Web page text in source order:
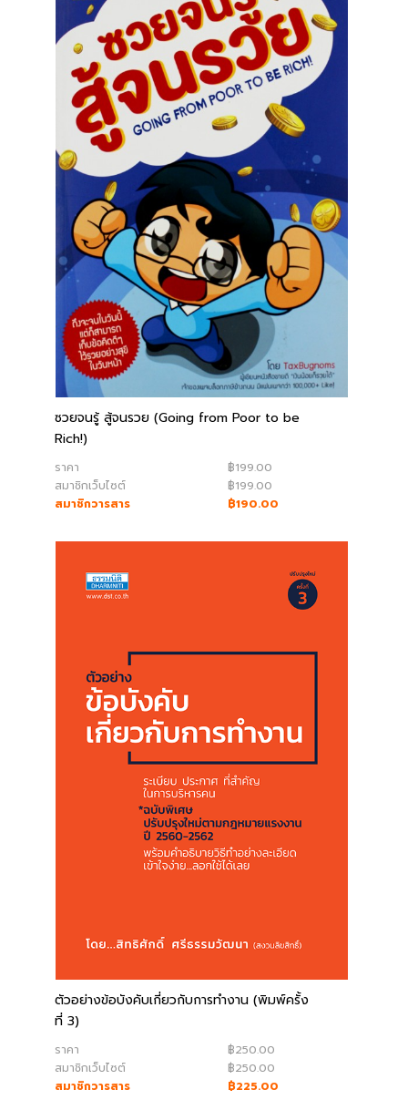
ซวยจนรู้ สู้จนรวย (Going from Poor to be
Rich!)
ราคา
฿199.00
สมาชิกเว็บไซต์
฿199.00
สมาชิกวารสาร
฿190.00
ตัวอย่างข้อบังคับเกี่ยวกับการทำงาน (พิมพ์ครั้ง
ที่ 3)
ราคา
฿250.00
สมาชิกเว็บไซต์
฿250.00
สมาชิกวารสาร
฿225.00